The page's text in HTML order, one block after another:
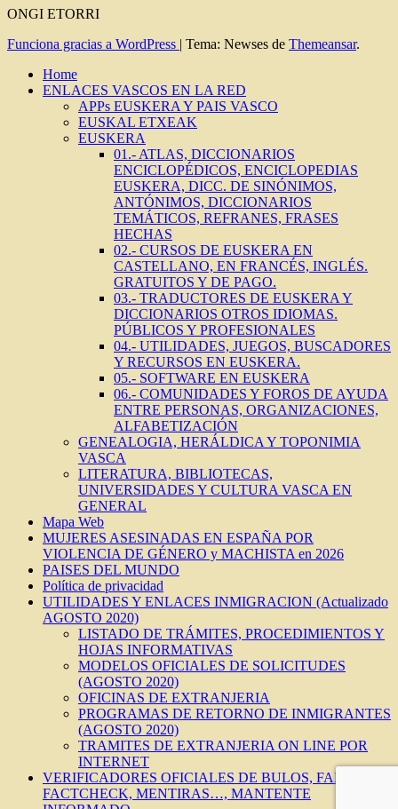
ONGI ETORRI
Funciona gracias a WordPress | Tema: Newses de Themeansar.
Home
ENLACES VASCOS EN LA RED
APPs EUSKERA Y PAIS VASCO
EUSKAL ETXEAK
EUSKERA
01.- ATLAS, DICCIONARIOS
ENCICLOPÉDICOS, ENCICLOPEDIAS
EUSKERA, DICC. DE SINÓNIMOS,
ANTÓNIMOS, DICCIONARIOS
TEMÁTICOS, REFRANES, FRASES
HECHAS
02.- CURSOS DE EUSKERA EN
CASTELLANO, EN FRANCÉS, INGLÉS.
GRATUITOS Y DE PAGO.
03.- TRADUCTORES DE EUSKERA Y
DICCIONARIOS OTROS IDIOMAS.
PÚBLICOS Y PROFESIONALES
04.- UTILIDADES, JUEGOS, BUSCADORES
Y RECURSOS EN EUSKERA.
05.- SOFTWARE EN EUSKERA
06.- COMUNIDADES Y FOROS DE AYUDA
ENTRE PERSONAS, ORGANIZACIONES,
ALFABETIZACIÓN
GENEALOGIA, HERÁLDICA Y TOPONIMIA
VASCA
LITERATURA, BIBLIOTECAS,
UNIVERSIDADES Y CULTURA VASCA EN
GENERAL
Mapa Web
MUJERES ASESINADAS EN ESPAÑA POR
VIOLENCIA DE GÉNERO y MACHISTA en 2026
PAISES DEL MUNDO
Política de privacidad
UTILIDADES Y ENLACES INMIGRACION (Actualizado
AGOSTO 2020)
LISTADO DE TRÁMITES, PROCEDIMIENTOS Y
HOJAS INFORMATIVAS
MODELOS OFICIALES DE SOLICITUDES
(AGOSTO 2020)
OFICINAS DE EXTRANJERIA
PROGRAMAS DE RETORNO DE INMIGRANTES
(AGOSTO 2020)
TRAMITES DE EXTRANJERIA ON LINE POR
INTERNET
VERIFICADORES OFICIALES DE BULOS, FAKES,
FACTCHECK, MENTIRAS…, MANTENTE